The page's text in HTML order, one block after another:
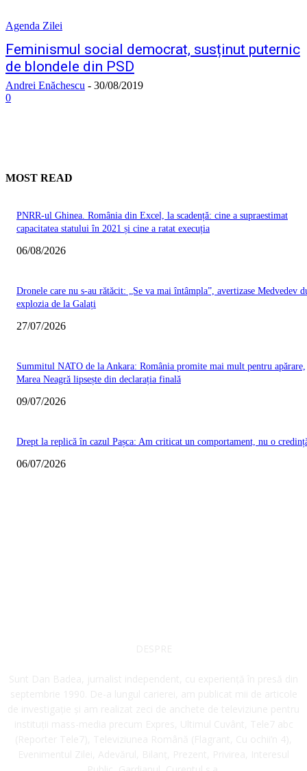
Agenda Zilei
Feminismul social democrat, susținut puternic
de blondele din PSD
Andrei Enăchescu - 30/08/2019
0
MOST READ
PNRR-ul Ghinea. România din Excel, la scadență: cine a supraestimat
capacitatea statului în 2021 și cine a ratat execuția
06/08/2026
Dronele care nu s-au rătăcit: „Se va mai întâmpla”, avertizase Medvedev
explozia de la Galați
27/07/2026
Summitul NATO de la Ankara: România promite mai mult pentru apărare,
Marea Neagră lipsește din declarația finală
09/07/2026
Drept la replică în cazul Pașca: Am criticat un comportament, nu o
06/07/2026